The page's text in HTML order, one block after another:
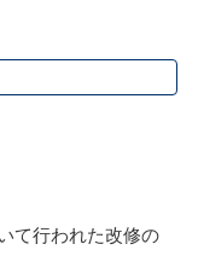
て行われた改修の